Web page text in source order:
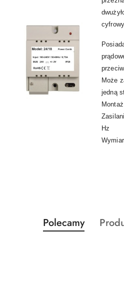
Może
jedną
Hz
Pomiń karuzelę
Produkty
o
Polecamy